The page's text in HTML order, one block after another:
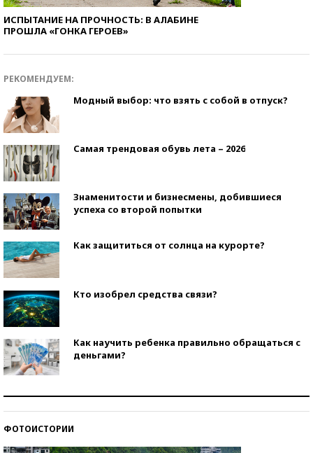
ИСПЫТАНИЕ НА ПРОЧНОСТЬ: В АЛАБИНЕ
ПРОШЛА «ГОНКА ГЕРОЕВ»
РЕКОМЕНДУЕМ:
Модный выбор: что взять с собой в отпуск?
Самая трендовая обувь лета – 2026
Знаменитости и бизнесмены, добившиеся
успеха со второй попытки
Как защититься от солнца на курорте?
Кто изобрел средства связи?
Как научить ребенка правильно обращаться с
деньгами?
ФОТОИСТОРИИ